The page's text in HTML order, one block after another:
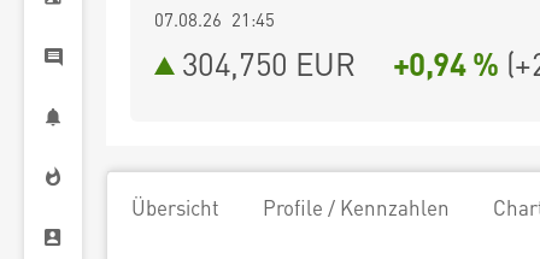
07.08.26 21:45
304,750 EUR +0,94 % (
Übersicht Profile / Kennzahlen